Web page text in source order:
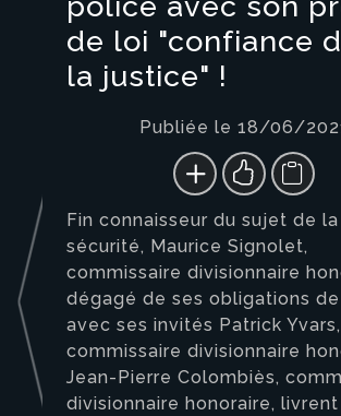
de loi "confiance
la justice" !
Publiée le 18/06/
Fin connaisseur du sujet de la
sécurité, Maurice Signolet,
commissaire divisionnaire
dégagé de ses obligations
avec ses invités Patrick Yvars,
commissaire divisionnaire
Jean-Pierre Colombiès,
divisionnaire honoraire, livrent